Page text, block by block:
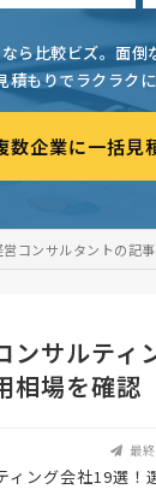
ら比較ビズ。面倒
積もりでラクラクに
数企業に一括見
営コンサルタントの記事
ンサルティ
相場を確認
最